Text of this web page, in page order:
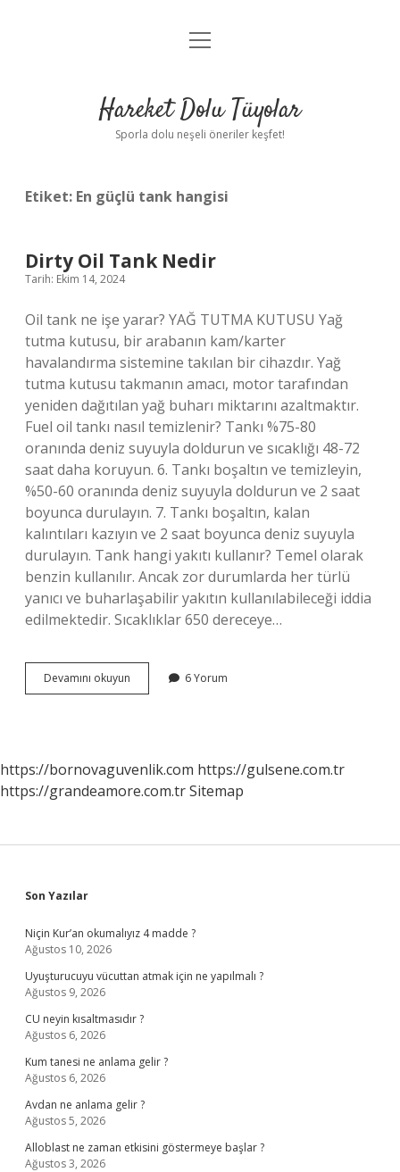
Anasayfa
Yasal Uyarı
menüyü
Hareket Dolu Tüyolar
Sporla dolu neşeli öneriler keşfet!
Etiket: En güçlü tank hangisi
Dirty Oil Tank Nedir
Tarih: Ekim 14, 2024
Oil tank ne işe yarar? YAĞ TUTMA KUTUSU Yağ
tutma kutusu, bir arabanın kam/karter
havalandırma sistemine takılan bir cihazdır. Yağ
tutma kutusu takmanın amacı, motor tarafından
yeniden dağıtılan yağ buharı miktarını azaltmaktır.
Fuel oil tankı nasıl temizlenir? Tankı %75-80
oranında deniz suyuyla doldurun ve sıcaklığı 48-72
saat daha koruyun. 6. Tankı boşaltın ve temizleyin,
%50-60 oranında deniz suyuyla doldurun ve 2 saat
boyunca durulayın. 7. Tankı boşaltın, kalan
kalıntıları kazıyın ve 2 saat boyunca deniz suyuyla
durulayın. Tank hangi yakıtı kullanır? Temel olarak
benzin kullanılır. Ancak zor durumlarda her türlü
yanıcı ve buharlaşabilir yakıtın kullanılabileceği iddia
edilmektedir. Sıcaklıklar 650 dereceye…
Devamını okuyun
Oil
6 Yorum
https://bornovaguvenlik.com https://gulsene.com.tr
https://grandeamore.com.trSitemap
Sidebar
Son Yazılar
Niçin Kur’an okumalıyız 4 madde ?
Ağustos 10, 2026
Uyuşturucuyu vücuttan atmak için ne yapılmalı ?
Ağustos 9, 2026
CU neyin kısaltmasıdır ?
Ağustos 6, 2026
Kum tanesi ne anlama gelir ?
Ağustos 6, 2026
Avdan ne anlama gelir ?
Ağustos 5, 2026
Alloblast ne zaman etkisini göstermeye başlar ?
Ağustos 3, 2026